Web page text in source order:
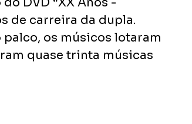
de carreira da dupla.
os músicos lotaram
quase trinta músicas